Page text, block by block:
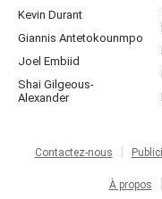
Kevin Durant
Giannis Antetokounmpo
Joel Embiid
Shai Gilgeous-
Alexander
Contactez-nous
À propos